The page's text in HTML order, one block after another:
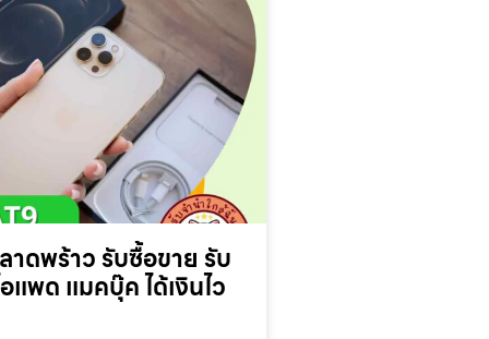
าดพร้าว รับซื้อขาย รับ
แพด แมคบุ๊ค ได้เงินไว